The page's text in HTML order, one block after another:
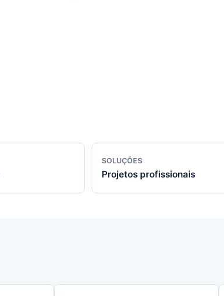
SOLUÇÕES
Projetos profissionais